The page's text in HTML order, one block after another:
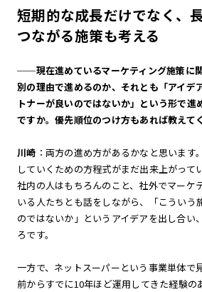
短期的な成長だけでなく、
つながる施策も考える
──現在進めているマーケティング施策に
別の理由で進めるのか、それとも「アイデ
トナーが良いのではないか」という形で進
ですか。優先順位のつけ方もあれば教えて
川崎 ：両方の進め方があるかなと思います
していくための方程式がまだ出来上がって
社内の人はもちろんのこと、社外でマーケ
いる人たちとも話をしながら、「こういう
のではないか」というアイデアを出し合い
ろです。
一方で、ネットスーパーという事業単体で
前からすでに10年ほど運用してきた経験の